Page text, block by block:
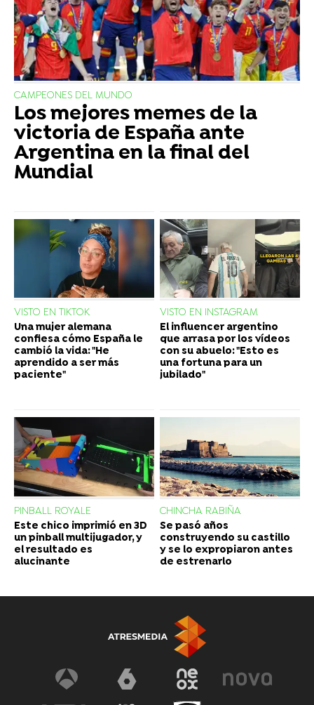
CAMPEONES DEL MUNDO
Los mejores memes de la
victoria de España ante
Argentina en la final del
Mundial
VISTO EN TIKTOK
Una mujer alemana
confiesa cómo España le
cambió la vida: "He
aprendido a ser más
paciente"
VISTO EN INSTAGRAM
El influencer argentino
que arrasa por los vídeos
con su abuelo: "Esto es
una fortuna para un
jubilado"
PINBALL ROYALE
Este chico imprimió en 3D
un pinball multijugador, y
el resultado es
alucinante
CHINCHA RABIÑA
Se pasó años
construyendo su castillo
y se lo expropiaron antes
de estrenarlo